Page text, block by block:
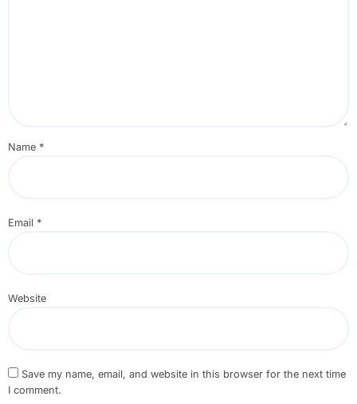
Name *
Email *
Website
Save my name, email, and website in this browser for the next time
I comment.